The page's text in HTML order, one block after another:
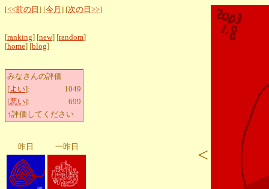
[<<前の日 ] [今月 ] [次の日>>]
[ranking] [new] [random]
[home] [blog]
みなさんの評価
[よい]:
1049
[悪い]:
699
↑評価してください
昨日 一昨日 <